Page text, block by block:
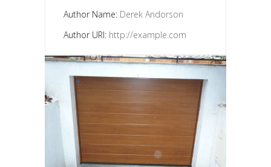
Author Name: Derek Andorson
Author URI: http://example.com